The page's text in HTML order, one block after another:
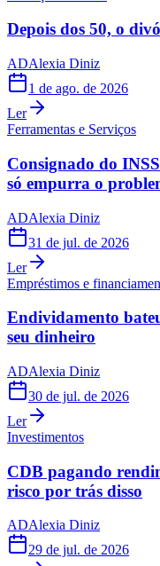
Depois dos 50, o
ADAlexia Diniz
1 de ago. de 2026
Ler
Ferramentas e Serviços
Consignado do
só empurra o
ADAlexia Diniz
31 de jul. de 2026
Ler
Empréstimos e
Endividamento
seu dinheiro
ADAlexia Diniz
30 de jul. de 2026
Ler
Investimentos
CDB pagando
risco por trás disso
ADAlexia Diniz
29 de jul. de 2026